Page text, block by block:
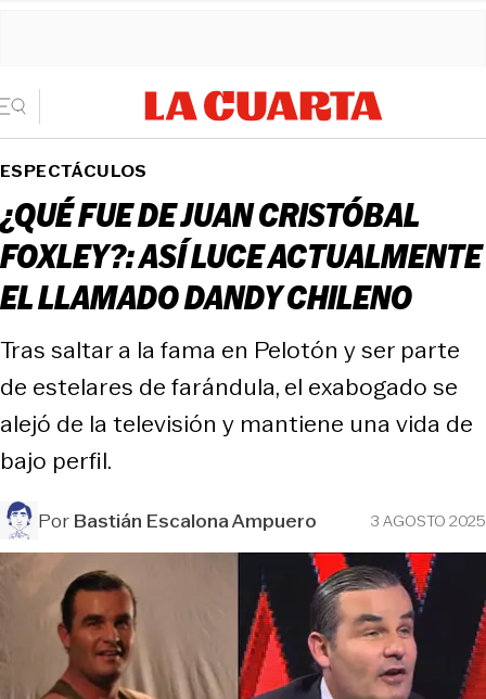
ESPECTÁCULOS
¿QUÉ FUE DE JUAN CRISTÓBAL
FOXLEY?: ASÍ LUCE ACTUALMENTE
EL LLAMADO DANDY CHILENO
Tras saltar a la fama en Pelotón y ser parte
de estelares de farándula, el exabogado se
alejó de la televisión y mantiene una vida de
bajo perfil.
PorBastián Escalona Ampuero 3 AGOSTO 2025